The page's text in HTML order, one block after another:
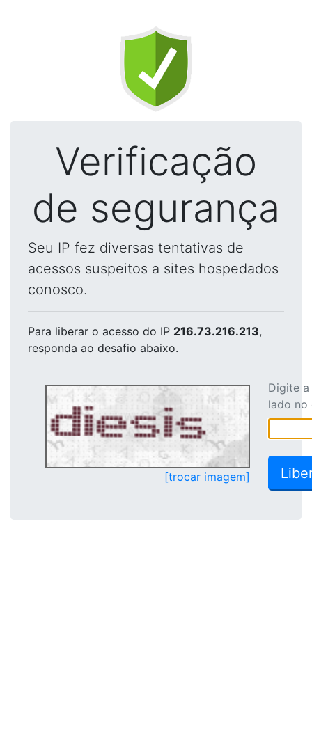
Verificação
de segurança
Seu IP fez diversas tentativas de
acessos suspeitos a sites hospedados
conosco.
Para liberar o acesso do IP 216.73.216.213,
responda ao desafio abaixo.
[trocar imagem]
Digite
lado no